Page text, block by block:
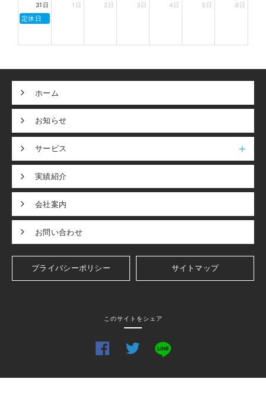
31日
定休日
1日 2日 3日 4日 5日 6日
ホーム
お知らせ
サービス
実績紹介
会社案内
お問い合わせ
プライバシーポリシー サイトマップ
このサイトをシェア